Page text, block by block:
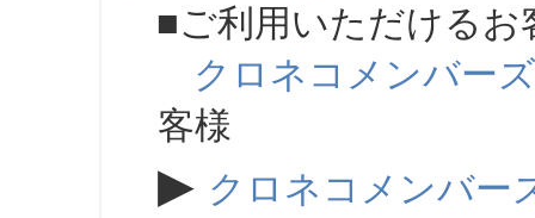
■ご利用いただけるお
クロネコメンバーズ
客様
▶ クロネコメンバー